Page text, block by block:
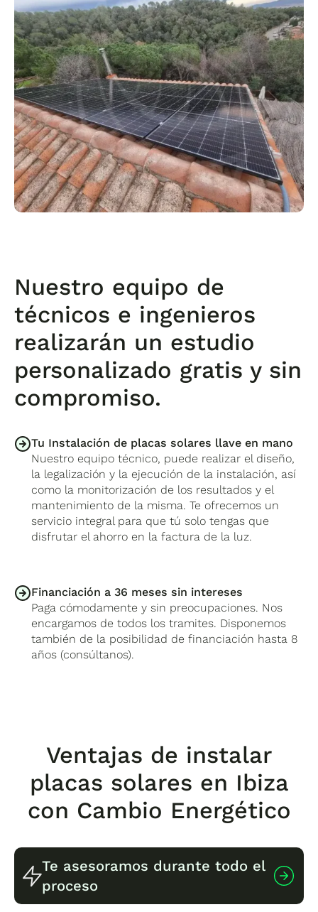
Nuestro equipo de
técnicos e ingenieros
realizarán un estudio
personalizado gratis y sin
compromiso.
Tu Instalación de placas solares llave en mano
Nuestro equipo técnico, puede realizar el diseño,
la legalización y la ejecución de la instalación, así
como la monitorización de los resultados y el
mantenimiento de la misma. Te ofrecemos un
servicio integral para que tú solo tengas que
disfrutar el ahorro en la factura de la luz.
Financiación a 36 meses sin intereses
Paga cómodamente y sin preocupaciones. Nos
encargamos de todos los tramites. Disponemos
también de la posibilidad de financiación hasta 8
años (consúltanos).
Ventajas de instalar
placas solares en Ibiza
con Cambio Energético
Te asesoramos durante todo el
proceso